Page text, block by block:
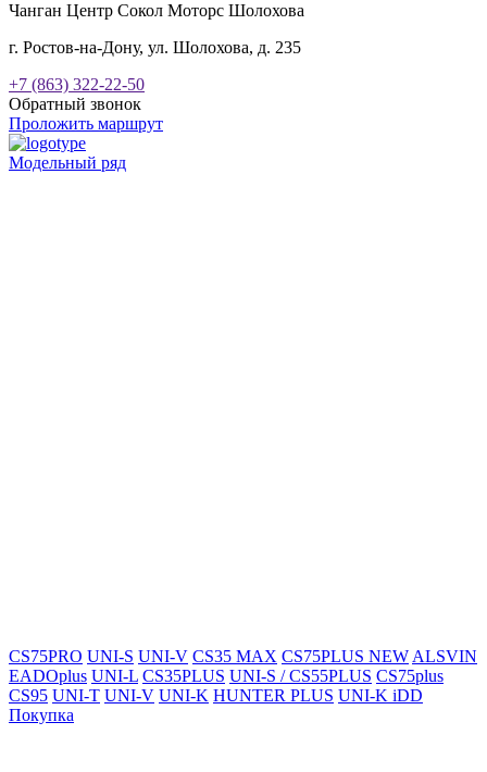
Чанган Центр Сокол Моторс Шолохова
г. Ростов-на-Дону, ул. Шолохова, д. 235
+7 (863) 322-22-50
Обратный звонок
Проложить маршрут
Модельный ряд
CS75PRO UNI-S UNI-V CS35 MAX CS75PLUS NEW ALSVIN
EADOplus UNI-L CS35PLUS UNI-S / CS55PLUS CS75plus
CS95 UNI-T UNI-V UNI-K HUNTER PLUS UNI-K iDD
Покупка